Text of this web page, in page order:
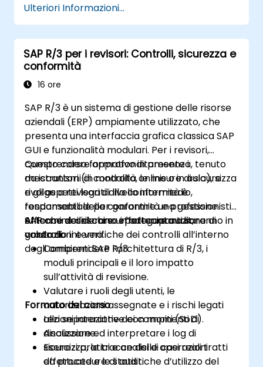
precedenti della suite aziendale SAP alle
nuove piattaforme SAP S/4 Hana
Comprendere i meccanismi di sicurezza
implementati in SAP S/4 Hana
Migliorare la mobilità delle applicazioni
SAP utilizzando SAP Fiori
SAP S/4 Hana in ambiente produttivo
Scoprire come integrare SAP S/4 con SAP
S/4 Cloud per ottenere una soluzione
aziendale completa.
Ulteriori Informazioni...
SAP R/3 per i revisori: Controlli, sicurezza e
conformità
16 ore
SAP R/3 è un sistema di gestione delle risorse
aziendali (ERP) ampiamente utilizzato, che
presenta una interfaccia grafica classica SAP
GUI e funzionalità modulari. Per i revisori,
comprendere approfonditamente i
meccanismi di controllo, le misure di sicurezza
e gli aspetti legati alla conformità è
fondamentale per garantire una gestione
efficace dei rischi e un’adeguata azione di
controllo interno.
Questo corso formativo in presenza, tenuto
da istruttori (in modalità online o in aula), si
rivolge a revisori di livello intermedio,
responsabili della conformità e professionisti
SAP che desiderano effettuare audit,
valutazioni e verifiche dei controlli all’interno
degli ambienti SAP R/3.
Al termine del corso i partecipanti saranno in
grado di:
Comprendere l’architettura di R/3, i
moduli principali e il loro impatto
sull’attività di revisione.
Valutare i ruoli degli utenti, le
autorizzazioni assegnate e i rischi legati
alla separazione dei compiti (SoD).
Analizzare ed interpretare i log di
sicurezza, le tracce delle operazioni
effettuate e le statistiche d’utilizzo del
Formato del corso
Lezioni interattive con momenti di
discussione.
Esercizi pratici e analisi di casi reali tratti
da procedure di audit.